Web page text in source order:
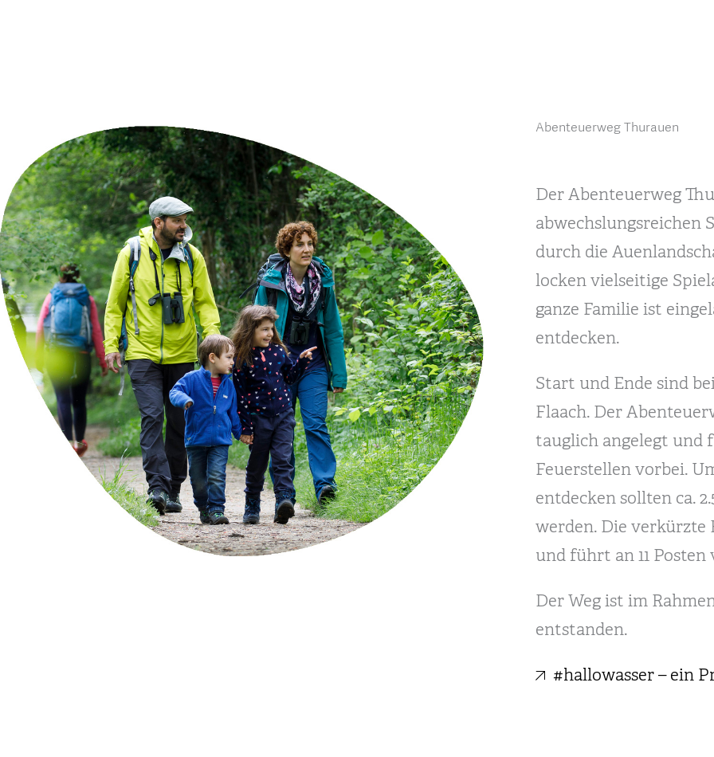
Abenteuerweg Thurauen
Der Abenteuerweg
abwechslungsreichen
durch die
locken vielseitige
ganze Familie ist
entdecken.
Start und Ende sind
Flaach. Der
tauglich angelegt und
Feuerstellen vorbei.
entdecken sollten ca.
werden. Die verkürzte
und führt an 11 Posten
Der Weg ist im
entstanden.
#hallowasser – ein